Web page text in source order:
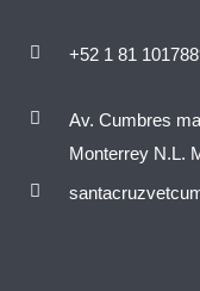
+52 1 81
Av. Cumbres
Monterrey N.L.